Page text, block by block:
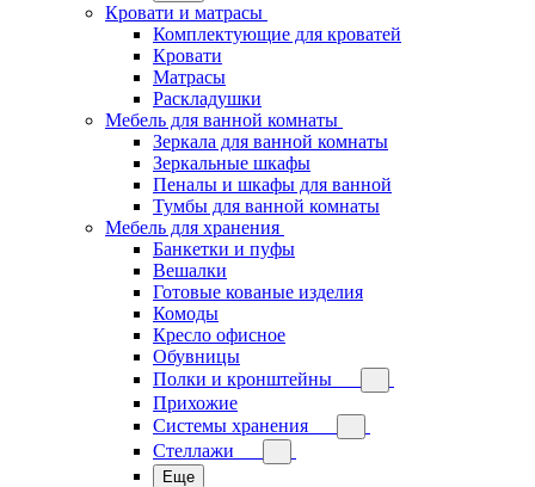
Кровати и матрасы
Комплектующие для кроватей
Кровати
Матрасы
Раскладушки
Мебель для ванной комнаты
Зеркала для ванной комнаты
Зеркальные шкафы
Пеналы и шкафы для ванной
Тумбы для ванной комнаты
Мебель для хранения
Банкетки и пуфы
Вешалки
Готовые кованые изделия
Комоды
Кресло офисное
Обувницы
Полки и кронштейны
Прихожие
Системы хранения
Стеллажи
Еще